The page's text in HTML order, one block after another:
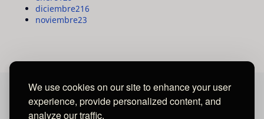
We use cookies on our site to enhance your user
experience, provide personalized content, and
analyze our traffic.
diciembre216
noviembre23
MAYA MEDIA GROUP